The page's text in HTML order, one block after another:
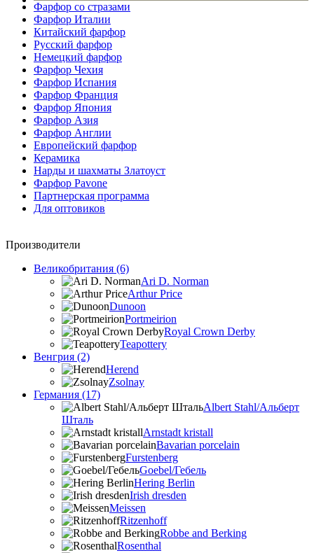
Фарфор со стразами
Фарфор Италии
Китайский фарфор
Русский фарфор
Немецкий фарфор
Фарфор Чехия
Фарфор Испания
Фарфор Франция
Фарфор Япония
Фарфор Азия
Фарфор Англии
Европейский фарфор
Керамика
Нарды и шахматы Златоуст
Фарфор Pavone
Партнерская программа
Для оптовиков
Производители
Великобритания (6)
Ari D. Norman
Arthur Price
Dunoon
Portmeirion
Royal Crown Derby
Teapottery
Венгрия (2)
Herend
Zsolnay
Германия (17)
Albert Stahl/Альбеpт
Шталь
Arnstadt kristall
Bavarian porcelain
Furstenberg
Goebel/Гебель
Hering Berlin
Irish dresden
Meissen
Ritzenhoff
Robbe and Berking
Rosenthal